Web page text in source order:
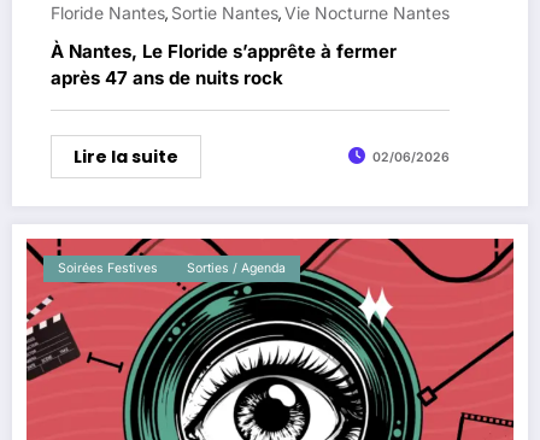
Floride Nantes, Sortie Nantes,Vie Nocturne Nantes
À Nantes, Le Floride s’apprête à fermer
après 47 ans de nuits rock
Lire la suite 02/06/2026
Soirées Festives Sorties / Agenda